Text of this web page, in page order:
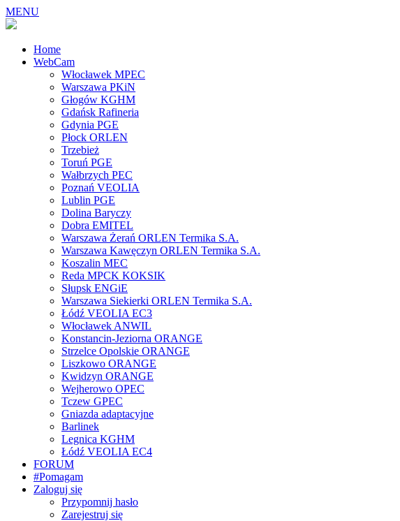
MENU
Home
WebCam
Włocławek MPEC
Warszawa PKiN
Głogów KGHM
Gdańsk Rafineria
Gdynia PGE
Płock ORLEN
Trzebież
Toruń PGE
Wałbrzych PEC
Poznań VEOLIA
Lublin PGE
Dolina Baryczy
Dobra EMITEL
Warszawa Żerań ORLEN Termika S.A.
Warszawa Kawęczyn ORLEN Termika S.A.
Koszalin MEC
Reda MPCK KOKSIK
Słupsk ENGiE
Warszawa Siekierki ORLEN Termika S.A.
Łódź VEOLIA EC3
Włocławek ANWIL
Konstancin-Jeziorna ORANGE
Strzelce Opolskie ORANGE
Liszkowo ORANGE
Kwidzyn ORANGE
Wejherowo OPEC
Tczew GPEC
Gniazda adaptacyjne
Barlinek
Legnica KGHM
Łódź VEOLIA EC4
FORUM
#Pomagam
Zaloguj się
Przypomnij hasło
Zarejestruj się